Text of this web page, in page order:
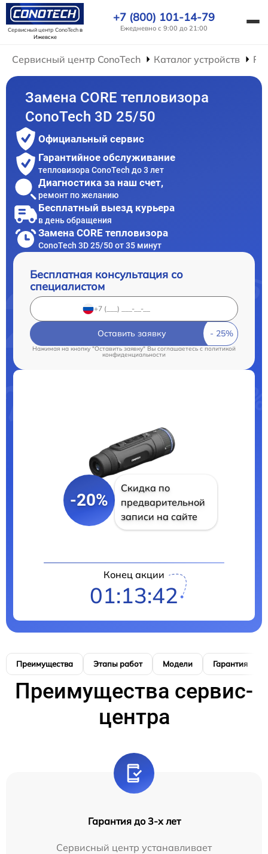
Сервисный центр ConoTechв
Ижевске
+7 (800) 101-14-79
Ежедневно с 9:00 до 21:00
Сервисный центр ConoTech Каталог устройств
Замена CORE тепловизора
ConoTech 3D 25/50
Официальный сервис
Гарантийное обслуживание
тепловизора ConoTech до 3 лет
Диагностика за наш счет,
ремонт по желанию
Бесплатный выезд курьера
в день обращения
Замена CORE тепловизора
ConoTech 3D 25/50 от 35 минут
Бесплатная консультация со
специалистом
Оставить заявку
Нажимая на кнопку "Оставить заявку" Вы соглашаетесь cполитикой
конфиденциальности
-20%
Скидка по
предварительной
записи на сайте
Конец акции
01:13:41
Преимущества Этапы работ Модели Гарантия
Преимущества сервис-
центра
Гарантия до 3-х лет
Сервисный центр устанавливает